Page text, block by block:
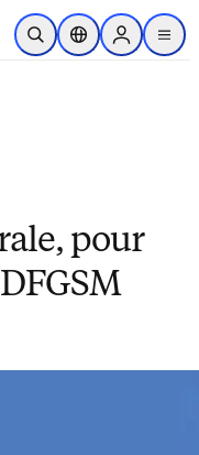
au contenu principal
Ouvrir la recherche
Sélecteur de
Sign in to
menu
pour